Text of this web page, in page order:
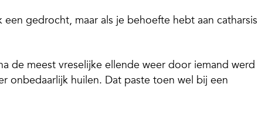
een gedrocht, maar als je behoefte hebt aan catharsis
de meest vreselijke ellende weer door iemand werd
onbedaarlijk huilen. Dat paste toen wel bij een